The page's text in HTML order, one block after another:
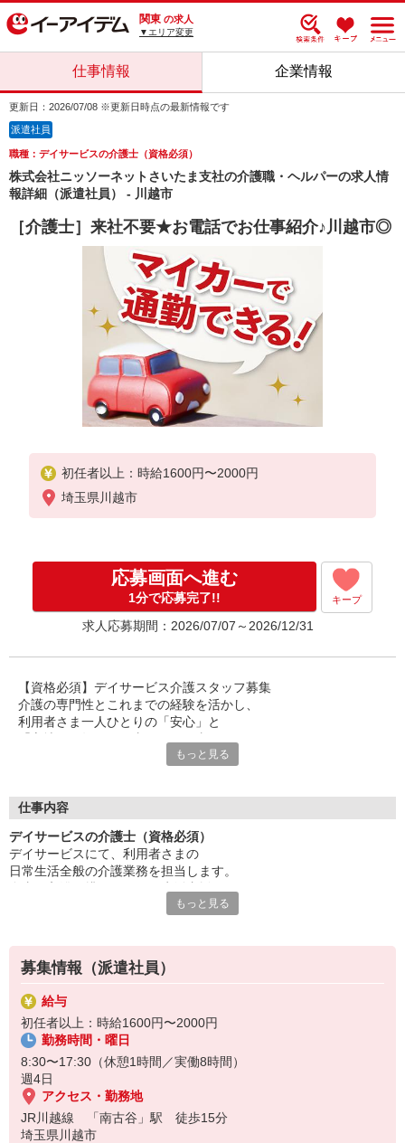
関東 の求人
▼エリア変更
仕事情報 企業情報
更新日：2026/07/08 ※更新日時点の最新情報です
派遣社員
職種：デイサービスの介護士（資格必須）
株式会社ニッソーネットさいたま支社の介護職・ヘルパーの求人情
報詳細（派遣社員） - 川越市
［介護士］来社不要★お電話でお仕事紹介♪川越市◎
初任者以上：時給1600円〜2000円
埼玉県川越市
応募画面へ進む
1分で応募完了!! キープ
求人応募期間：2026/07/07～2026/12/31
【資格必須】デイサービス介護スタッフ募集
介護の専門性とこれまでの経験を活かし、
利用者さま一人ひとりの「安心」と
日常生活のサポートを通して、
中心メンバーとしてしっかり評価します◎
無理なく長く続けられる体制の中で、
利用者さまとじっくり向き合い、
介護のやりがいと誇りを実感できる職場です。
もっと見る
仕事内容
デイサービスの介護士（資格必須）
デイサービスにて、利用者さまの
日常生活全般の介護業務を担当します。
もっと見る
募集情報（派遣社員）
給与
初任者以上：時給1600円〜2000円
勤務時間・曜日
8:30〜17:30（休憩1時間／実働8時間）
週4日
アクセス・勤務地
JR川越線 「南古谷」駅 徒歩15分
埼玉県川越市